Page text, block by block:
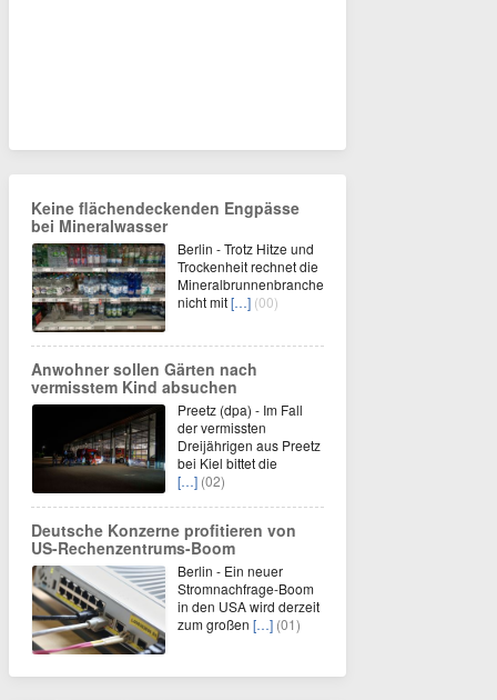
Keine flächendeckenden Engpässe
bei Mineralwasser
Berlin - Trotz Hitze und
Trockenheit rechnet die
Mineralbrunnenbranche
nicht mit[…] (00)
Anwohner sollen Gärten nach
vermisstem Kind absuchen
Preetz (dpa) - Im Fall
der vermissten
Dreijährigen aus Preetz
bei Kiel bittet die
[…] (02)
Deutsche Konzerne profitieren von
US-Rechenzentrums-Boom
Berlin - Ein neuer
Stromnachfrage-Boom
in den USA wird derzeit
zum großen […] (01)